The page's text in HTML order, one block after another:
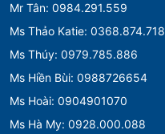
Mr Tân: 0984.291.559
Ms Thảo Katie: 0368.874.718
Ms Thúy: 0979.785.886
Ms Hiền Bùi: 0988726654
Ms Hoài: 0904901070
Ms Hà My: 0928.000.088